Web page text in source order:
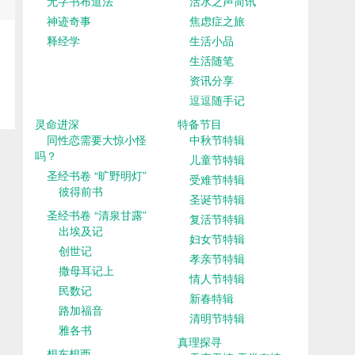
神迹奇事
释经学
焦虑症之旅
生活小品
生活随笔
资讯分享
逗逗随手记
灵命进深
同性恋需要大惊小怪
吗？
圣经书卷 “旷野明灯”
彼得前书
圣经书卷 “清泉甘露”
出埃及记
创世记
撒母耳记上
民数记
路加福音
雅各书
特备节目
中秋节特辑
儿童节特辑
受难节特辑
圣诞节特辑
复活节特辑
妇女节特辑
孝亲节特辑
情人节特辑
新春特辑
清明节特辑
真理探寻